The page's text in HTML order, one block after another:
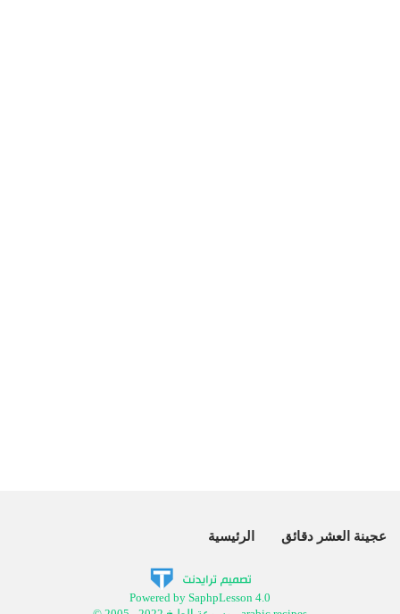
عجينة العشر دقائق الرئيسية
Powered by SaphpLesson 4.0